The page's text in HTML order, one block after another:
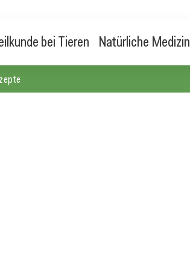
bei Tieren Natürliche Medizin